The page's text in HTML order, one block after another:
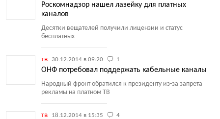
Роскомнадзор нашел лазейку для платных
каналов
Десятки вещателей получили лицензии и статус
бесплатных
тв 30.12.2014 в 09:20 1
ОНФ потребовал поддержать кабельные каналы
Народный фронт обратился к президенту из-за запрета
рекламы на платном ТВ
тв 18.12.2014 в 15:35 4